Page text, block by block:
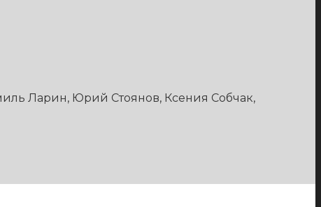
Ларин, Юрий Стоянов, Ксения Собчак,